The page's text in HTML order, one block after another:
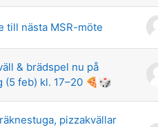
till nästa MSR-möte
& brädspel nu på
(5 feb) kl. 17–20 🍕🎲
pizzakvällar